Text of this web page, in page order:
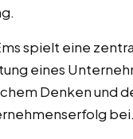
spielt eine
eines
Denken und
bei.